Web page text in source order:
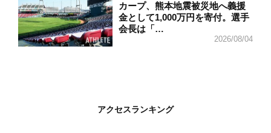
カープ、熊本地震被災地へ義援
金として1,000万円を寄付。選手
会長は「…
2026/08/04
アクセスランキング